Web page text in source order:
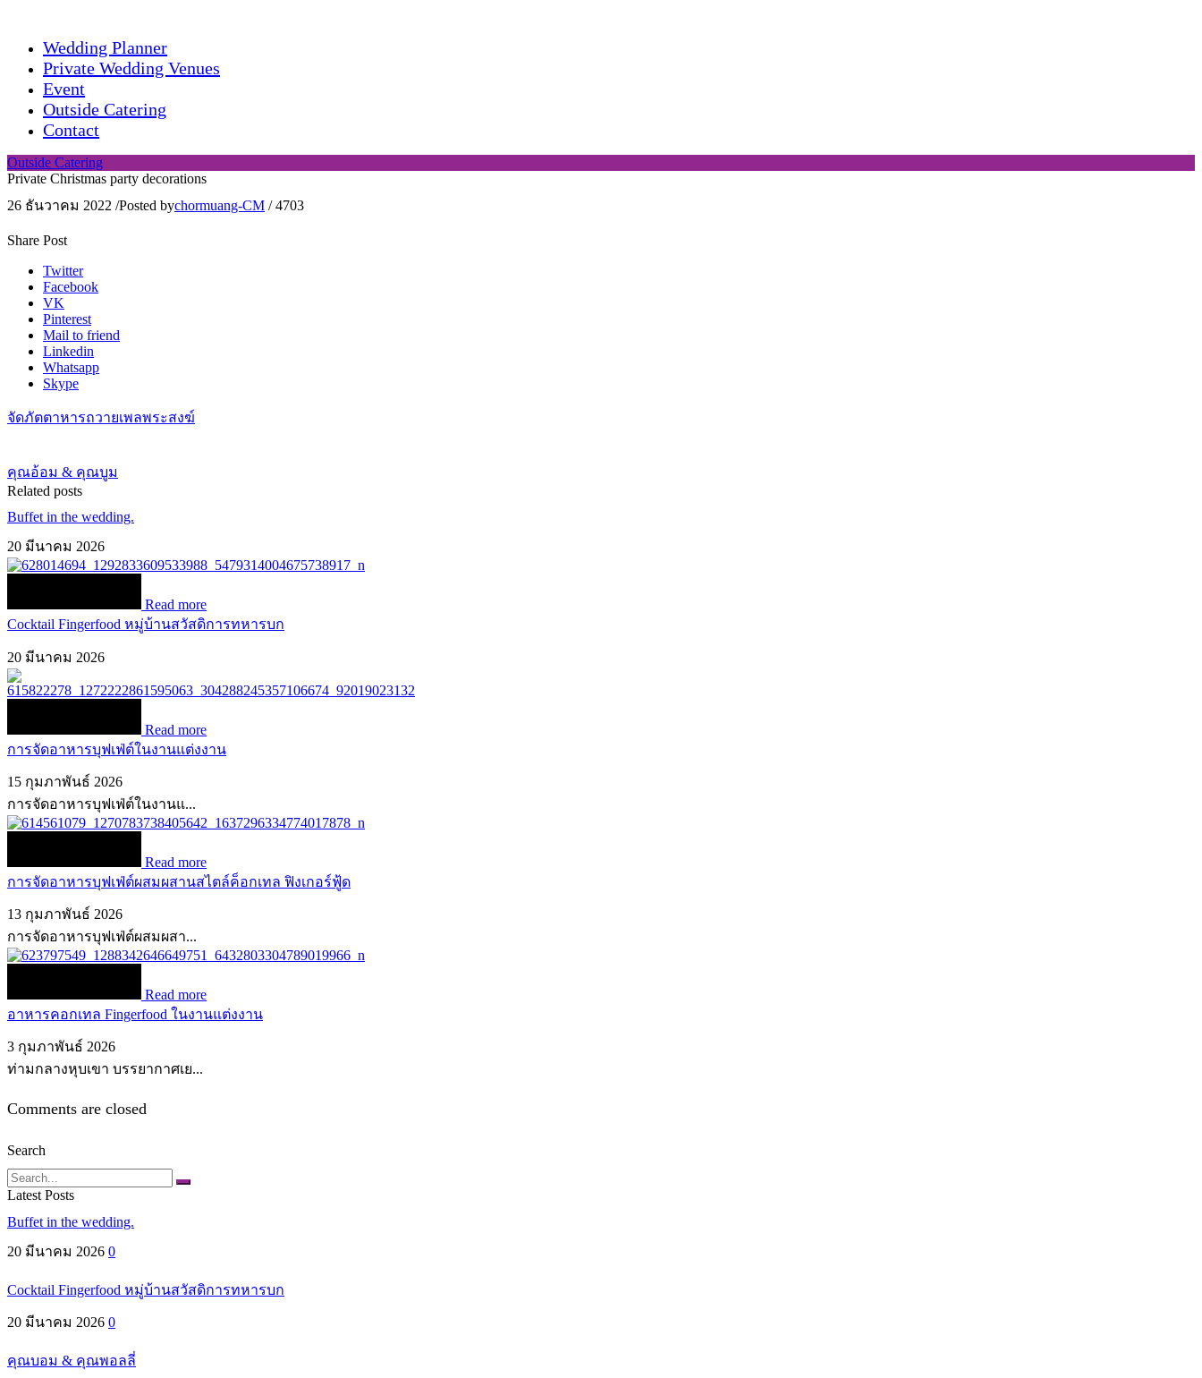
Wedding Planner
Private Wedding Venues
Event
Outside Catering
Contact
Outside Catering
Private Christmas party decorations
26 ธันวาคม 2022 /Posted bychormuang-CM / 4703
Share Post
Twitter
Facebook
VK
Pinterest
Mail to friend
Linkedin
Whatsapp
Skype
จัดภัตตาหารถวายเพลพระสงฆ์
คุณอ้อม & คุณบูม
Related posts
Buffet in the wedding.
20 มีนาคม 2026
Read more
Cocktail Fingerfood หมู่บ้านสวัสดิการทหารบก
20 มีนาคม 2026
Read more
การจัดอาหารบุฟเฟ่ต์ในงานแต่งงาน
15 กุมภาพันธ์ 2026
การจัดอาหารบุฟเฟ่ต์ในงานแ...
Read more
การจัดอาหารบุฟเฟ่ต์ผสมผสานสไตล์ค็อกเทล ฟิงเกอร์ฟู้ด
13 กุมภาพันธ์ 2026
การจัดอาหารบุฟเฟ่ต์ผสมผสา...
Read more
อาหารคอกเทล Fingerfood ในงานแต่งงาน
3 กุมภาพันธ์ 2026
ท่ามกลางหุบเขา บรรยากาศเย...
Comments are closed
Search
Search
Latest Posts
Buffet in the wedding.
20 มีนาคม 2026 0
Cocktail Fingerfood หมู่บ้านสวัสดิการทหารบก
20 มีนาคม 2026 0
คุณบอม & คุณพอลลี่